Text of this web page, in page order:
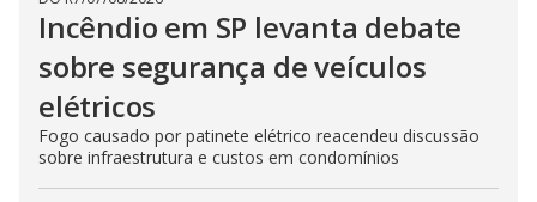
Incêndio em SP levanta debate
sobre segurança de veículos
elétricos
Fogo causado por patinete elétrico reacendeu discussão
sobre infraestrutura e custos em condomínios